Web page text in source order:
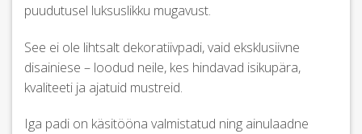
puudutusel luksuslikku mugavust.
See ei ole lihtsalt dekoratiivpadi, vaid eksklusiivne
disainiese – loodud neile, kes hindavad isikupära,
kvaliteeti ja ajatuid mustreid.
Iga padi on käsitööna valmistatud ning ainulaadne